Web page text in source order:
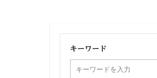
キーワード